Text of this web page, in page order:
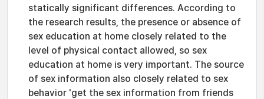
statically significant differences. According to
the research results, the presence or absence of
sex education at home closely related to the
level of physical contact allowed, so sex
education at home is very important. The source
of sex information also closely related to sex
behavior 'get the sex information from friends